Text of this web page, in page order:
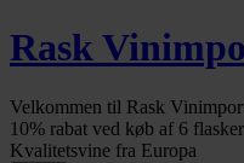
Rask
Velkommen til Rask
10% rabat ved køb af 6 flasker
Kvalitetsvine fra Europa